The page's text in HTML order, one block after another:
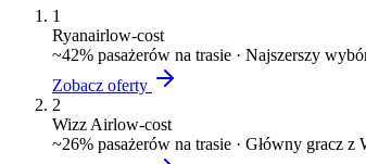
1
Ryanairlow-cost
~42% pasażerów na trasie · Najszerszy
Zobacz oferty
2
Wizz Airlow-cost
~26% pasażerów na trasie · Główny gracz z